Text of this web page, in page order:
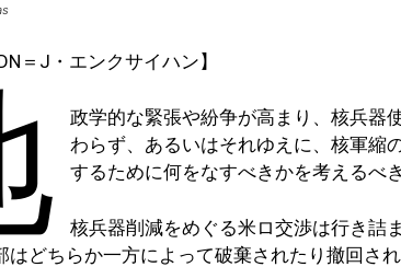
＝J・エンクサイハン】
政学的な緊張や紛争が高まり、核兵器
わらず、あるいはそれゆえに、核軍縮
するために何をなすべきかを考えるべ
核兵器削減をめぐる米ロ交渉は行き詰
はどちらか一方によって破棄されたり撤回さ